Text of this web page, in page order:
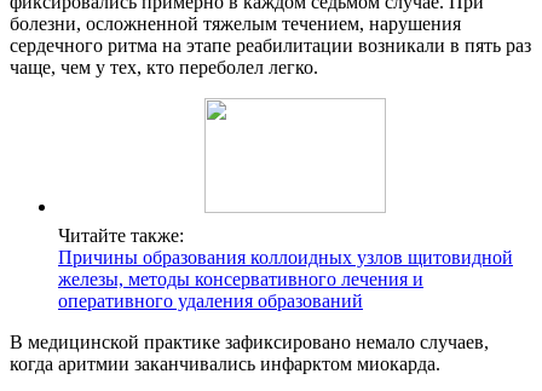
болезни, осложненной тяжелым течением, нарушения
сердечного ритма на этапе реабилитации возникали в пять раз
чаще, чем у тех, кто переболел легко.
Читайте также:
Причины образования коллоидных узлов щитовидной
железы, методы консервативного лечения и
оперативного удаления образований
В медицинской практике зафиксировано немало случаев,
когда аритмии заканчивались инфарктом миокарда.